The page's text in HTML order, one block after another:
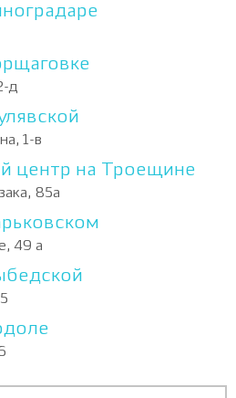
д
1-в
центр на Троещине
85а
49 а